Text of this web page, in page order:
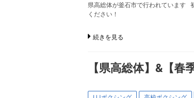
県高総体が釜石市で行われていま
ください！
続きを見る
【県高総体】&【